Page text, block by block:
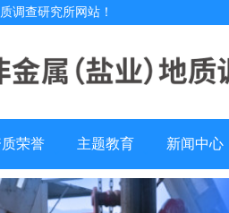
调查研究所网站！
荣誉 主题教育 新闻中心